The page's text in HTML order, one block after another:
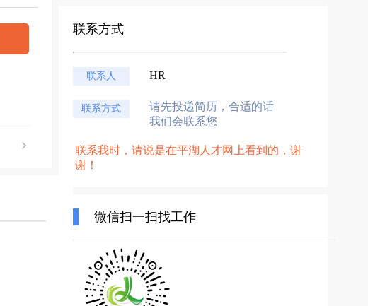
联系方式
联系人 HR
联系方式
请先投递简历，合适的话
我们会联系您
联系我时，请说是在平湖人才网上看到的，谢
谢！
微信扫一扫找工作